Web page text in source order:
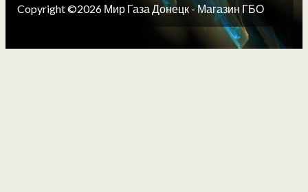
Copyright ©2026 Мир Газа Донецк - Магазин ГБО